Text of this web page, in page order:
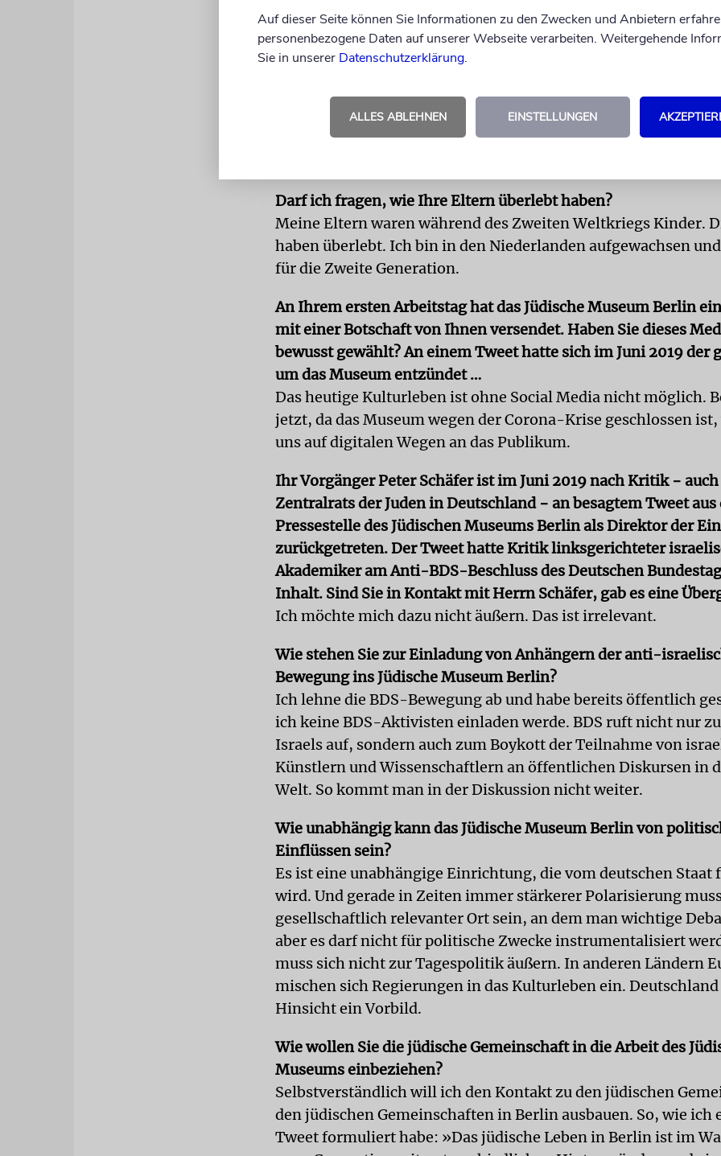
und geprägt. Ich erinnere mich sehr gut an die Zeit, in der die
der Synagoge immer in der ersten Reihe saßen. Und an ihren
Akzent. Es ist eine große und wachsende Gemeinde. Zum
Woher kommt Ihre Familie?
Im 18. Jahrhundert ist meine Familie, soviel ich weiß, aus
Darf ich fragen, wie Ihre Eltern überlebt haben?
Meine Eltern waren während des Zweiten Weltkriegs Kinder.
haben überlebt. Ich bin in den Niederlanden aufgewachsen
für die Zweite Generation.
An Ihrem ersten Arbeitstag hat das Jüdische Museum Berlin
mit einer Botschaft von Ihnen versendet. Haben Sie dieses
bewusst gewählt? An einem Tweet hatte sich im Juni 2019 der
um das Museum entzündet …
Das heutige Kulturleben ist ohne Social Media nicht möglich.
jetzt, da das Museum wegen der Corona-Krise geschlossen
uns auf digitalen Wegen an das Publikum.
Ihr Vorgänger Peter Schäfer ist im Juni 2019 nach Kritik − auch
Zentralrats der Juden in Deutschland − an besagtem Tweet aus
Pressestelle des Jüdischen Museums Berlin als Direktor der
zurückgetreten. Der Tweet hatte Kritik linksgerichteter
Akademiker am Anti-BDS-Beschluss des Deutschen
Inhalt. Sind Sie in Kontakt mit Herrn Schäfer, gab es eine
Ich möchte mich dazu nicht äußern. Das ist irrelevant.
Wie stehen Sie zur Einladung von Anhängern der anti-
Bewegung ins Jüdische Museum Berlin?
Ich lehne die BDS-Bewegung ab und habe bereits öffentlich
ich keine BDS-Aktivisten einladen werde. BDS ruft nicht nur
Israels auf, sondern auch zum Boykott der Teilnahme von
Künstlern und Wissenschaftlern an öffentlichen Diskursen in
Welt. So kommt man in der Diskussion nicht weiter.
Wie unabhängig kann das Jüdische Museum Berlin von
Einflüssen sein?
Es ist eine unabhängige Einrichtung, die vom deutschen
wird. Und gerade in Zeiten immer stärkerer Polarisierung
gesellschaftlich relevanter Ort sein, an dem man wichtige
aber es darf nicht für politische Zwecke instrumentalisiert
muss sich nicht zur Tagespolitik äußern. In anderen Ländern
mischen sich Regierungen in das Kulturleben ein.
Hinsicht ein Vorbild.
Wie wollen Sie die jüdische Gemeinschaft in die Arbeit des
Museums einbeziehen?
Selbstverständlich will ich den Kontakt zu den jüdischen
den jüdischen Gemeinschaften in Berlin ausbauen. So, wie ich
Tweet formuliert habe: »Das jüdische Leben in Berlin ist im
Auf dieser Seite können Sie Informationen zu den Zwecken und Anbietern
personenbezogene Daten auf unserer Webseite verarbeiten. Weitergehende
Sie in unserer Datenschutzerklärung.
ALLES ABLEHNEN EINSTELLUNGEN